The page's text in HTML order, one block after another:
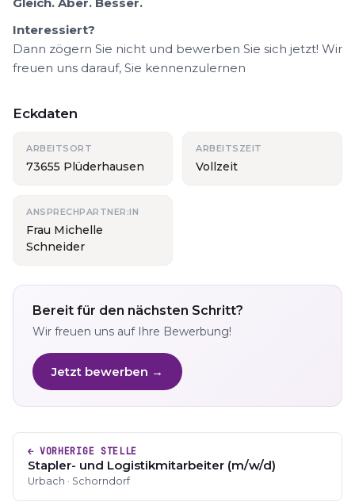
Interessiert?
Dann zögern Sie nicht und bewerben Sie sich jetzt! Wir
freuen uns darauf, Sie kennenzulernen
Eckdaten
ARBEITSORT
73655 Plüderhausen
ARBEITSZEIT
Vollzeit
ANSPRECHPARTNER:IN
Frau Michelle
Schneider
Bereit für den nächsten Schritt?
Wir freuen uns auf Ihre Bewerbung!
Jetzt bewerben →
← VORHERIGE STELLE
Stapler- und Logistikmitarbeiter (m/w/d)
Urbach · Schorndorf